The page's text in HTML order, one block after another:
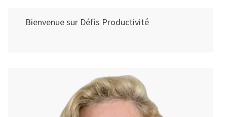
Bienvenue sur Défis Productivité